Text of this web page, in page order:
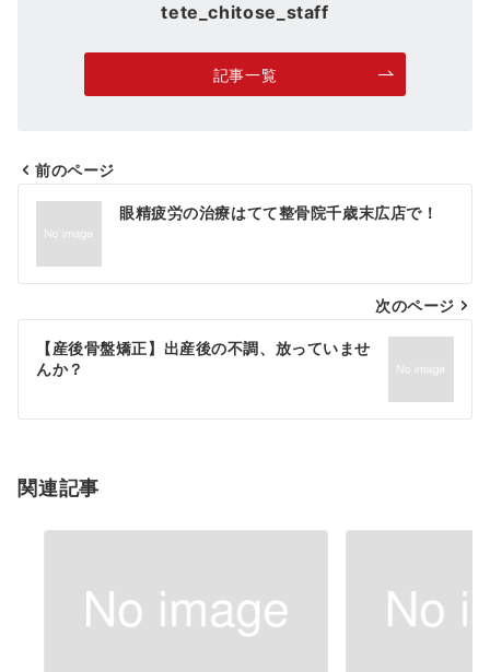
tete_chitose_staff
記事一覧
投
ナ
ビ
ー
シ
ン
前のページ
眼精疲労の治療はてて整骨院千歳末広店で！
次のページ
【産後骨盤矯正】出産後の不調、放っていませ
んか？
関連記事